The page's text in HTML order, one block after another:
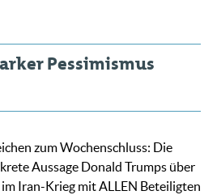
Pessimismus
zum Wochenschluss: Die
Aussage Donald Trumps über
Iran-Krieg mit ALLEN Beteiligten